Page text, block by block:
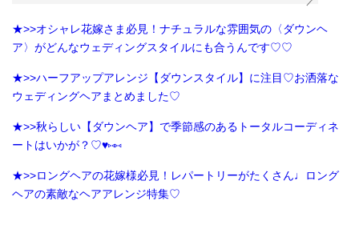
★>>オシャレ花嫁さま必見！ナチュラルな雰囲気の〈ダウンヘ
ア〉がどんなウェディングスタイルにも合うんです♡♡
★>>ハーフアップアレンジ【ダウンスタイル】に注目♡お洒落な
ウェディングヘアまとめました♡
★>>秋らしい【ダウンヘア】で季節感のあるトータルコーディネ
ートはいかが？♡♥⑅⑅
★>>ロングヘアの花嫁様必見！レパートリーがたくさん♩ロング
ヘアの素敵なヘアアレンジ特集♡